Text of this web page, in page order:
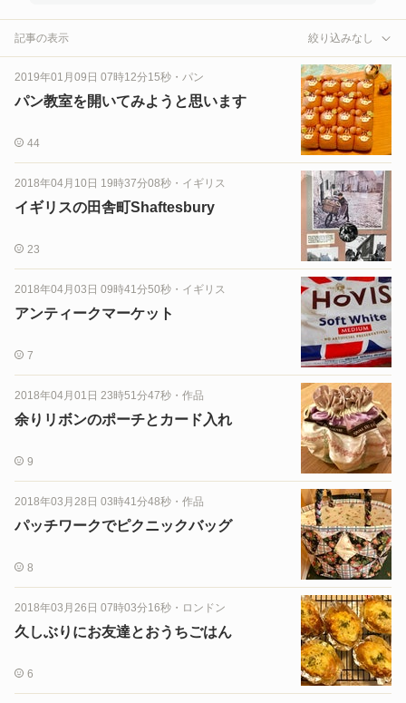
記事の表示 絞り込みなし
2019年01月09日 07時12分15秒 ・ パン
パン教室を開いてみようと思います
44
2018年04月10日 19時37分08秒 ・ イギリス
イギリスの田舎町Shaftesbury
23
2018年04月03日 09時41分50秒 ・ イギリス
アンティークマーケット
7
2018年04月01日 23時51分47秒 ・ 作品
余りリボンのポーチとカード入れ
9
2018年03月28日 03時41分48秒 ・ 作品
パッチワークでピクニックバッグ
8
2018年03月26日 07時03分16秒 ・ ロンドン
久しぶりにお友達とおうちごはん
6